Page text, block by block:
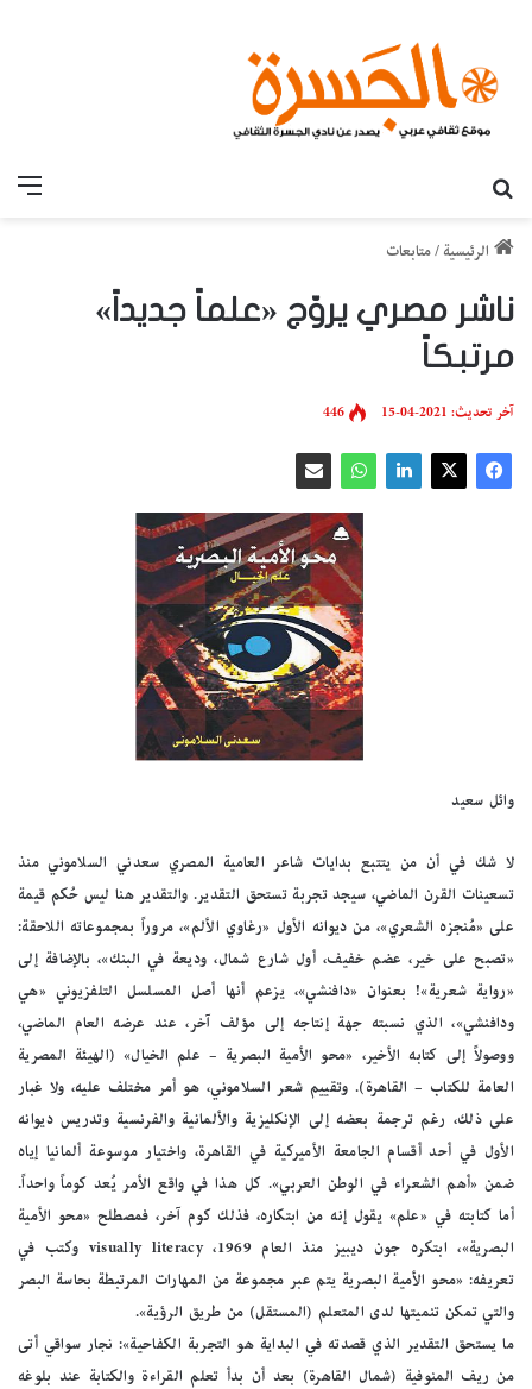
الرئيسية /متابعات
ناشر مصري يروّج «علماً جديداً»
مرتبكاً
آخر تحديث: 2021-04-15 446
وائل سعيد
لا شك في أن من يتتبع بدايات شاعر العامية المصري سعدني السلاموني منذ
تسعينات القرن الماضي، سيجد تجربة تستحق التقدير. والتقدير هنا ليس حُكم قيمة
على «مُنجزه الشعري»، من ديوانه الأول «رغاوي الألم»، مروراً بمجموعاته اللاحقة:
«تصبح على خير، عضم خفيف، أول شارع شمال، وديعة في البنك»، بالإضافة إلى
«رواية شعرية»! بعنوان «دافنشي»، يزعم أنها أصل المسلسل التلفزيوني «هي
ودافنشي»، الذي نسبته جهة إنتاجه إلى مؤلف آخر، عند عرضه العام الماضي،
ووصولاً إلى كتابه الأخير، «محو الأمية البصرية – علم الخيال» (الهيئة المصرية
العامة للكتاب – القاهرة). وتقييم شعر السلاموني، هو أمر مختلف عليه، ولا غبار
على ذلك، رغم ترجمة بعضه إلى الإنكليزية والألمانية والفرنسية وتدريس ديوانه
الأول في أحد أقسام الجامعة الأميركية في القاهرة، واختيار موسوعة ألمانيا إياه
ضمن «أهم الشعراء في الوطن العربي». كل هذا في واقع الأمر يُعد كوماً واحداً.
أما كتابته في «علم» يقول إنه من ابتكاره، فذلك كوم آخر، فمصطلح «محو الأمية
البصرية»، ابتكره جون ديبيز منذ العام 1969، visually literacy وكتب في
تعريفه: «محو الأمية البصرية يتم عبر مجموعة من المهارات المرتبطة بحاسة البصر
والتي تمكن تنميتها لدى المتعلم (المستقل) من طريق الرؤية».
ما يستحق التقدير الذي قصدته في البداية هو التجربة الكفاحية»: نجار سواقي أتى
من ريف المنوفية (شمال القاهرة) بعد أن بدأ تعلم القراءة والكتابة عند بلوغه